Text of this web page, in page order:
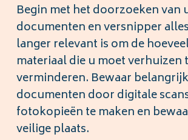
Begin met het doorzoeken van
documenten en versnipper
langer relevant is om de
materiaal die u moet verhuizen
verminderen. Bewaar
documenten door digitale
fotokopieën te maken en
veilige plaats.